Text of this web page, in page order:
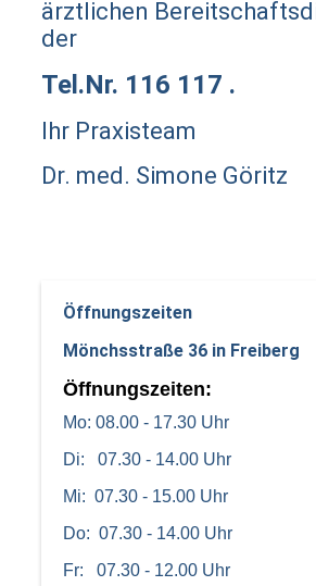
ärztlichen
der
Tel.Nr. 116 117 .
Ihr Praxisteam
Dr. med. Simone Göritz
Öffnungszeiten
Mönchsstraße 36 in Freiberg
Öffnungszeiten:
Mo: 08.00 - 17.30 Uhr
Di: 07.30 - 14.00 Uhr
Mi: 07.30 - 15.00 Uhr
Do: 07.30 - 14.00 Uhr
Fr: 07.30 - 12.00 Uhr